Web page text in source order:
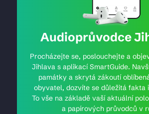
Audioprůvodce
Procházejte se, poslouchejte a
Jihlava s aplikací SmartGuide.
památky a skrytá zákoutí
obyvatel, dozvíte se důležitá fakta
To vše na základě vaší aktuální
a papírových průvodců v